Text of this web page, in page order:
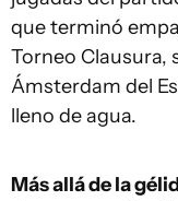
que terminó
Torneo Clausura,
Ámsterdam del
lleno de agua.
Más allá de la